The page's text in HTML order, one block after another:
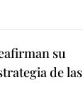
su
de las